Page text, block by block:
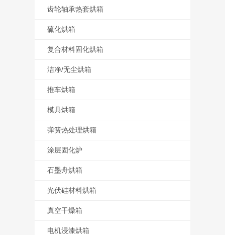
齿轮轴承热套烘箱
硫化烘箱
复合材料固化烘箱
洁净/无尘烘箱
推车烘箱
模具烘箱
弹簧热处理烘箱
涂层固化炉
石墨舟烘箱
光伏硅材料烘箱
真空干燥箱
电机浸漆烘箱